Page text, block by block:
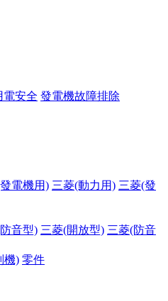
電安全 發電機故障排除
電機用) 三菱(動力用) 三菱(發
音型) 三菱(開放型) 三菱(防音
機) 零件